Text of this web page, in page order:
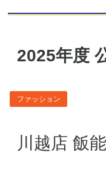
2025年度
ファッション
川越店 飯